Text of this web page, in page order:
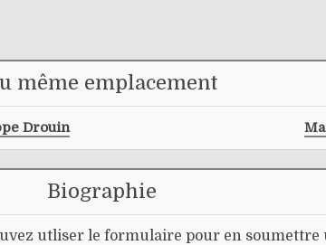
même emplacement
Drouin
Biographie
utliser le formulaire pour en soumettre